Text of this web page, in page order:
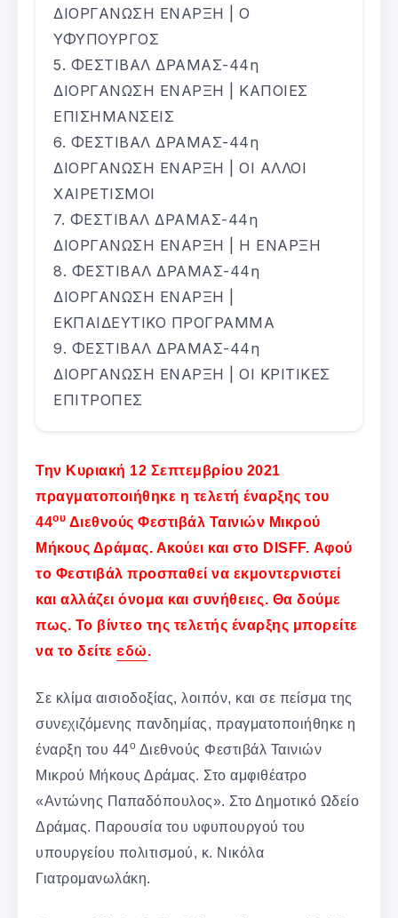
ΔΙΟΡΓΑΝΩΣΗ ΕΝΑΡΞΗ | Ο
ΥΦΥΠΟΥΡΓΟΣ
ΦΕΣΤΙΒΑΛ ΔΡΑΜΑΣ-44η
ΔΙΟΡΓΑΝΩΣΗ ΕΝΑΡΞΗ | ΚΑΠΟΙΕΣ
ΕΠΙΣΗΜΑΝΣΕΙΣ
ΦΕΣΤΙΒΑΛ ΔΡΑΜΑΣ-44η
ΔΙΟΡΓΑΝΩΣΗ ΕΝΑΡΞΗ | ΟΙ ΑΛΛΟΙ
ΧΑΙΡΕΤΙΣΜΟΙ
ΦΕΣΤΙΒΑΛ ΔΡΑΜΑΣ-44η
ΔΙΟΡΓΑΝΩΣΗ ΕΝΑΡΞΗ | Η ΕΝΑΡΞΗ
ΦΕΣΤΙΒΑΛ ΔΡΑΜΑΣ-44η
ΔΙΟΡΓΑΝΩΣΗ ΕΝΑΡΞΗ |
ΕΚΠΑΙΔΕΥΤΙΚΟ ΠΡΟΓΡΑΜΜΑ
ΦΕΣΤΙΒΑΛ ΔΡΑΜΑΣ-44η
ΔΙΟΡΓΑΝΩΣΗ ΕΝΑΡΞΗ | ΟΙ ΚΡΙΤΙΚΕΣ
ΕΠΙΤΡΟΠΕΣ
Την Κυριακή 12 Σεπτεμβρίου 2021
πραγματοποιήθηκε η τελετή έναρξης του
44ου Διεθνούς Φεστιβάλ Ταινιών Μικρού
Μήκους Δράμας. Ακούει και στο DISFF. Αφού
το Φεστιβάλ προσπαθεί να εκμοντερνιστεί
και αλλάζει όνομα και συνήθειες. Θα δούμε
πως. Το βίντεο της τελετής έναρξης μπορείτε
να το δείτε εδώ.
Σε κλίμα αισιοδοξίας, λοιπόν, και σε πείσμα της
συνεχιζόμενης πανδημίας, πραγματοποιήθηκε η
έναρξη του 44ο Διεθνούς Φεστιβάλ Ταινιών
Μικρού Μήκους Δράμας. Στο αμφιθέατρο
«Αντώνης Παπαδόπουλος». Στο Δημοτικό Ωδείο
Δράμας. Παρουσία του υφυπουργού του
υπουργείου πολιτισμού, κ. Νικόλα
Γιατρομανωλάκη.